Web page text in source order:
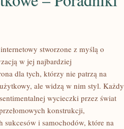
stworzone z myślą o
w jej najbardziej
dla tych, którzy nie patrzą na
ale widzą w nim styl. Każdy
wycieczki przez świat
konstrukcji,
i samochodów, które na